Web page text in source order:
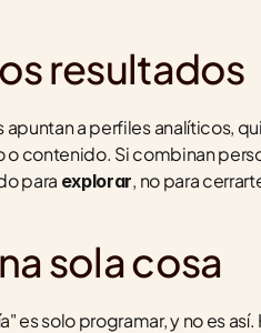
resultados
apuntan a perfiles analíticos,
o contenido. Si combinan
para explorar, no para
sola cosa
es solo programar, y no es